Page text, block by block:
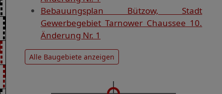
Bebauungsplan Bützow, Stadt
Gewerbegebiet Tarnower Chaussee 10.
Änderung Nr. 1
Alle Baugebiete anzeigen